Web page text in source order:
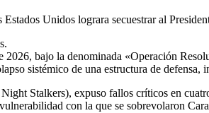
Unidos lograra secuestrar al
bajo la denominada «Operación
sistémico de una estructura de
Stalkers), expuso fallos críticos en
con la que se sobrevolaron